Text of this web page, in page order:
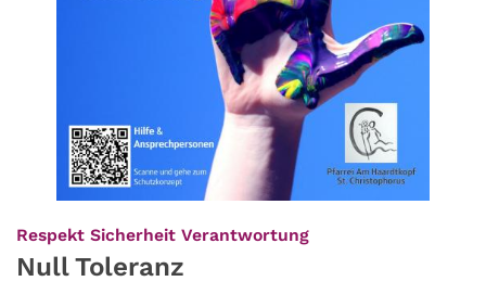
Respekt Sicherheit Verantwortung:
Null Toleranz